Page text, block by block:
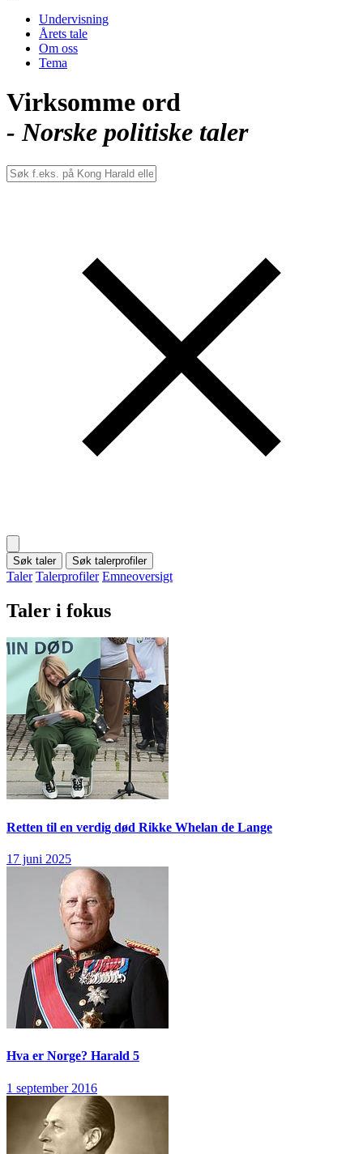
Undervisning
Årets tale
Om oss
Tema
Virksomme ord
- Norske politiske taler
Søk taler Søk talerprofiler
Taler Talerprofiler Emneoversigt
Taler i fokus
Retten til en verdig død Rikke Whelan de Lange
17 juni 2025
Hva er Norge? Harald 5
1 september 2016